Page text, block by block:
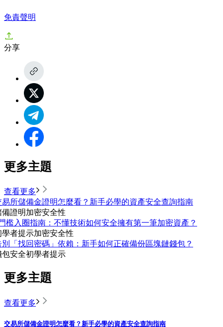
免責聲明
分享
更多主題
查看更多
易所儲備金證明怎麼看？新手必學的資產安全查詢指南
備證明加密安全性
檻入圈指南：不懂技術如何安全擁有第一筆加密資產？
學者提示加密安全性
別「找回密碼」依賴：新手如何正確備份區塊鏈錢包？
包安全初學者提示
更多主題
查看更多
交易所儲備金證明怎麼看？新手必學的資產安全查詢指南